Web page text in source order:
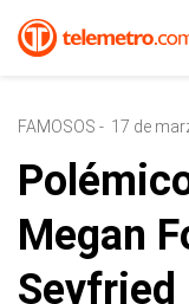
FAMOSOS - 17 de
Megan
Seyfried